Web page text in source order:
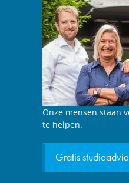
Studieadviesgesprek
aanvragen
Onze mensen staan
te helpen.
Gratis